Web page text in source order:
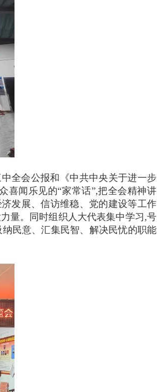
全会公报和《‌中共中央关于进一步
喜闻乐见的“家常话”,把全会精神讲
发展、信访维稳、党的建设等工作
量。同时组织人大代表集中学习,号
民意、汇集民智、解决民忧的职能